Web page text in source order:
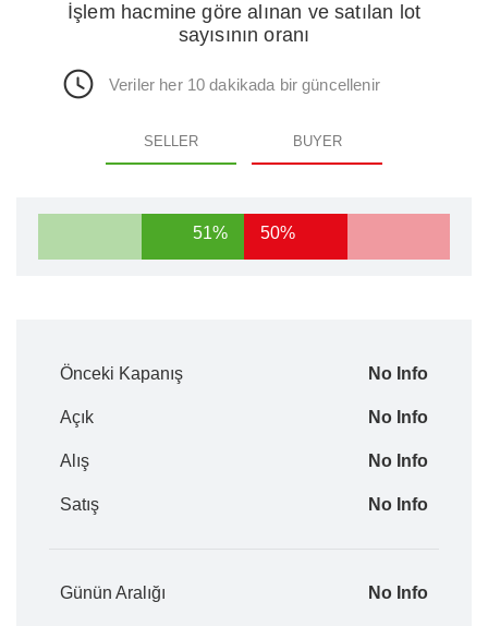
İşlem hacmine göre alınan ve satılan lot
sayısının oranı
Veriler her 10 dakikada bir güncellenir
SELLER BUYER
51% 50%
Önceki Kapanış No Info
Açık No Info
Alış No Info
Satış No Info
Günün Aralığı No Info